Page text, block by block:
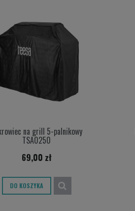
na grill 5-palnikowy
TSA0250
69,00 zł
DO KOSZYKA